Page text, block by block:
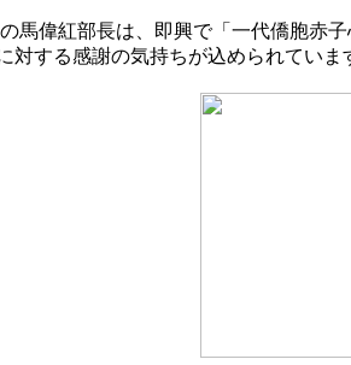
馬偉紅部長は、即興で「一代僑胞赤
対する感謝の気持ちが込められてい